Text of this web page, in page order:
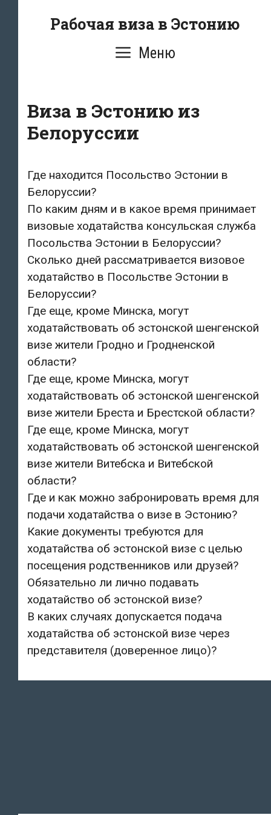
Рабочая виза в Эстонию
Меню
Виза в Эстонию из
Белоруссии
Где находится Посольство Эстонии в
Белоруссии?
По каким дням и в какое время принимает
визовые ходатайства консульская служба
Посольства Эстонии в Белоруссии?
Сколько дней рассматривается визовое
ходатайство в Посольстве Эстонии в
Белоруссии?
Где еще, кроме Минска, могут
ходатайствовать об эстонской шенгенской
визе жители Гродно и Гродненской
области?
Где еще, кроме Минска, могут
ходатайствовать об эстонской шенгенской
визе жители Бреста и Брестской области?
Где еще, кроме Минска, могут
ходатайствовать об эстонской шенгенской
визе жители Витебска и Витебской
области?
Где и как можно забронировать время для
подачи ходатайства о визе в Эстонию?
Какие документы требуются для
ходатайства об эстонской визе с целью
посещения родственников или друзей?
Обязательно ли лично подавать
ходатайство об эстонской визе?
В каких случаях допускается подача
ходатайства об эстонской визе через
представителя (доверенное лицо)?